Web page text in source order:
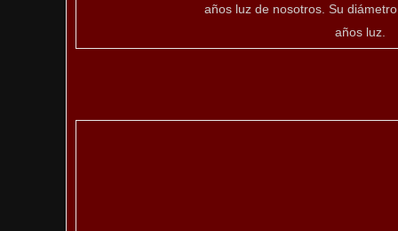
años luz de nosotros. Su
años luz.